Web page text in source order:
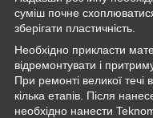
суміш почне
зберігати пластичність.
Необхідно прикласти
відремонтувати і
При ремонті великої
кілька етапів. Після
необхідно нанести